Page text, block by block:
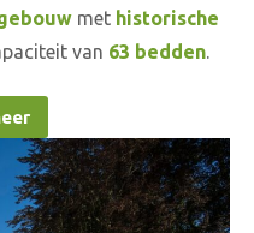
met historische
van 63 bedden.